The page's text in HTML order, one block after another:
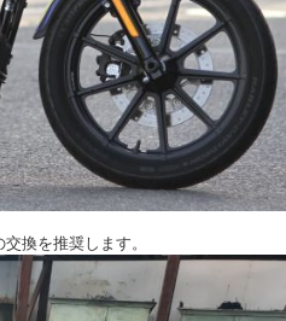
換を推奨します。